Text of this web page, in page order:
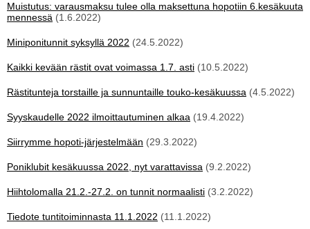
Muistutus: varausmaksu tulee olla maksettuna hopotiin 6.kesäkuuta
mennessä (1.6.2022)
Miniponitunnit syksyllä 2022 (24.5.2022)
Kaikki kevään rästit ovat voimassa 1.7. asti (10.5.2022)
Rästitunteja torstaille ja sunnuntaille touko-kesäkuussa (4.5.2022)
Syyskaudelle 2022 ilmoittautuminen alkaa (19.4.2022)
Siirrymme hopoti-järjestelmään (29.3.2022)
Poniklubit kesäkuussa 2022, nyt varattavissa (9.2.2022)
Hiihtolomalla 21.2.-27.2. on tunnit normaalisti (3.2.2022)
Tiedote tuntitoiminnasta 11.1.2022 (11.1.2022)